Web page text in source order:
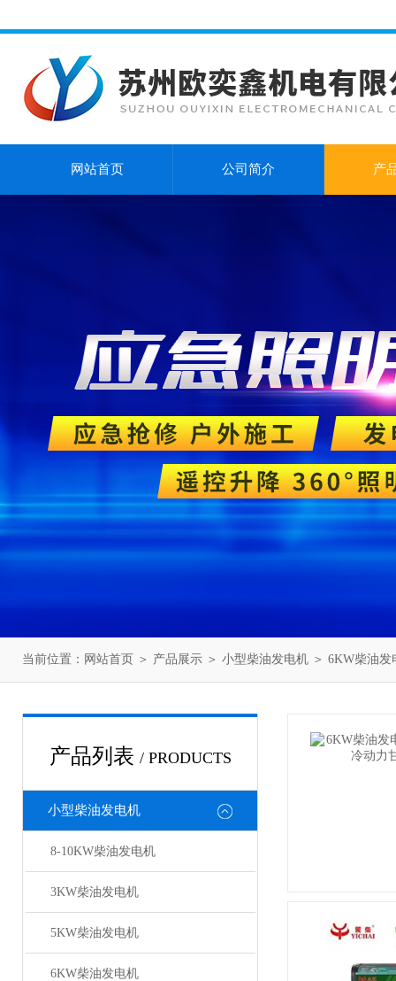
网站首页 公司简介 产
当前位置： 网站首页 ＞ 产品展示 ＞ 小型柴油发电机 ＞ 6KW柴油发
产品列表 / PRODUCTS
小型柴油发电机
8-10KW柴油发电机
3KW柴油发电机
5KW柴油发电机
6KW柴油发电机